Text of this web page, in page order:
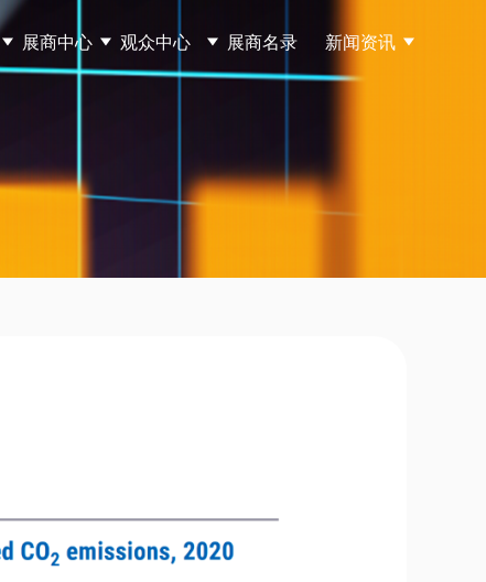
展商中心 观众中心 展商名录 新闻资讯